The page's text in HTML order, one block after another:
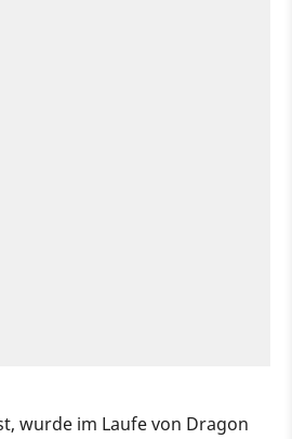
wurde im Laufe von Dragon